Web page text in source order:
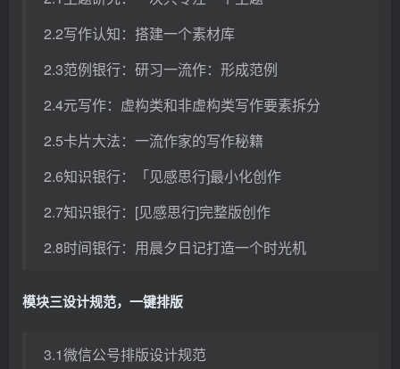
2.2写作认知：搭建一个素材库
2.3范例银行：研习一流作：形成范例
2.4元写作：虚构类和非虚构类写作要素拆分
2.5卡片大法：一流作家的写作秘籍
2.6知识银行：「见感思行]最小化创作
2.7知识银行：[见感思行]完整版创作
2.8时间银行：用晨夕日记打造一个时光机
模块三设计规范，一键排版
3.1微信公号排版设计规范